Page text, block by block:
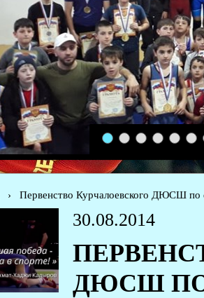
1 2 3 4 5 6
› Первенство Курчалоевского ДЮСШ по
30.08.2014
ДЮСШ